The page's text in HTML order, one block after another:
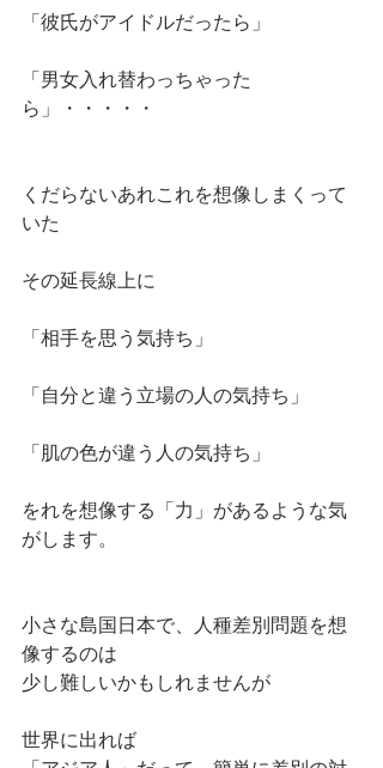
「彼氏がアイドルだったら」
「男女入れ替わっちゃった
ら」・・・・・
くだらないあれこれを想像しまくって
いた
その延長線上に
「相手を思う気持ち」
「自分と違う立場の人の気持ち」
「肌の色が違う人の気持ち」
をれを想像する「力」があるような気
がします。
小さな島国日本で、人種差別問題を想
像するのは
少し難しいかもしれませんが
世界に出れば